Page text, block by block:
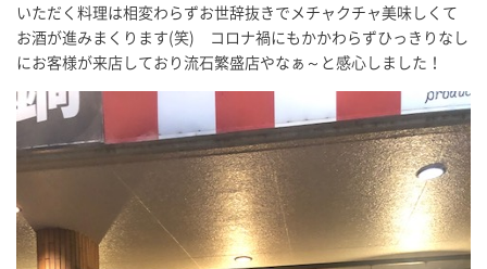
いただく料理は相変わらずお世辞抜きでメチャクチャ美味しくて
お酒が進みまくります(笑) コロナ禍にもかかわらずひっきりなし
にお客様が来店しており流石繁盛店やなぁ～と感心しました！